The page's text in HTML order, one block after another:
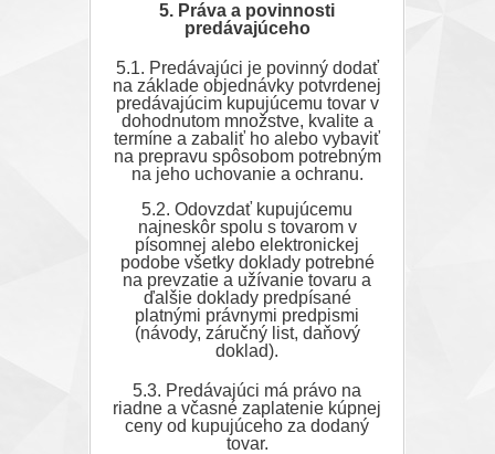
5. Práva a povinnosti
predávajúceho
5.1. Predávajúci je povinný dodať
na základe objednávky potvrdenej
predávajúcim kupujúcemu tovar v
dohodnutom množstve, kvalite a
termíne a zabaliť ho alebo vybaviť
na prepravu spôsobom potrebným
na jeho uchovanie a ochranu.
5.2. Odovzdať kupujúcemu
najneskôr spolu s tovarom v
písomnej alebo elektronickej
podobe všetky doklady potrebné
na prevzatie a užívanie tovaru a
ďalšie doklady predpísané
platnými právnymi predpismi
(návody, záručný list, daňový
doklad).
5.3. Predávajúci má právo na
riadne a včasné zaplatenie kúpnej
ceny od kupujúceho za dodaný
tovar.